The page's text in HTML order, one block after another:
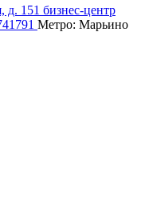
151 бизнес-центр
Метро: Марьино